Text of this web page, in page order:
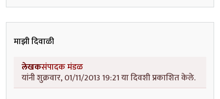
माझी दिवाळी
लेखकसंपादक मंडळ
यांनी शुक्रवार, 01/11/2013 19:21 या दिवशी प्रकाशित केले.